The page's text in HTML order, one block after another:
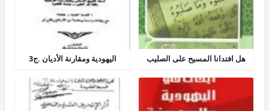
هل افتدانا المسيح على الصليب اليهودية ومقارنة الأديان .ج3